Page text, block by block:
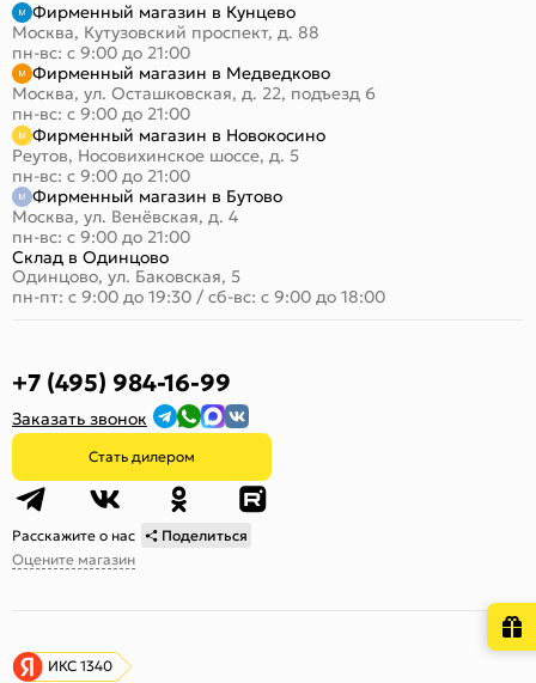
Фирменный магазин в Кунцево
Москва, Кутузовский проспект, д. 88
пн-вс: с 9:00 до 21:00
Фирменный магазин в Медведково
Москва, ул. Осташковская, д. 22, подъезд 6
пн-вс: с 9:00 до 21:00
Фирменный магазин в Новокосино
Реутов, Носовихинское шоссе, д. 5
пн-вс: с 9:00 до 21:00
Фирменный магазин в Бутово
Москва, ул. Венёвская, д. 4
пн-вс: с 9:00 до 21:00
Склад в Одинцово
Одинцово, ул. Баковская, 5
пн-пт: с 9:00 до 19:30 / сб-вс: с 9:00 до 18:00
+7 (495) 984-16-99
Заказать звонок
Стать дилером
Расскажите о нас
Поделиться
Оцените магазин
ИКС 1340